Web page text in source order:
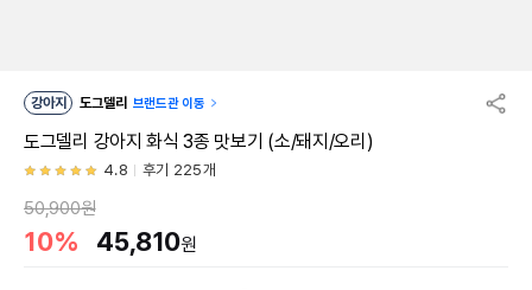
강아지 도그델리 브랜드관 이동
도그델리 강아지 화식 3종 맛보기 (소/돼지/오리)
4.8 후기 225개
50,900원
10% 45,810원